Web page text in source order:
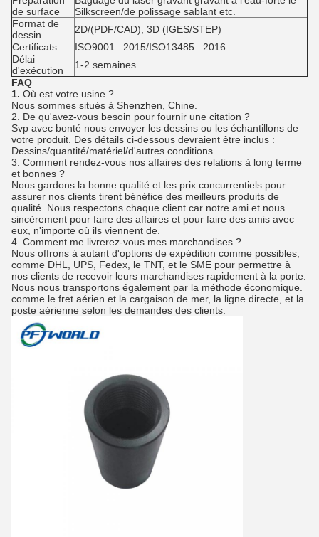
de surface
Silkscreen/de polissage sablant etc.
Format de
dessin
2D/(PDF/CAD), 3D (IGES/STEP)
Certificats
ISO9001 : 2015/ISO13485 : 2016
Délai
d'exécution
1-2 semaines
FAQ
1. Où est votre usine ?
Nous sommes situés à Shenzhen, Chine.
2.
De qu'avez-vous besoin pour fournir une citation ?
Svp avec bonté nous envoyer les dessins ou les échantillons de
votre produit. Des détails ci-dessous devraient être inclus :
Dessins/quantité/matériel/d'autres conditions
3. Comment rendez-vous nos affaires des relations à long terme
et bonnes ?
Nous gardons la bonne qualité et les prix concurrentiels pour
assurer nos clients tirent bénéfice des meilleurs produits de
qualité. Nous respectons chaque client car notre ami et nous
sincèrement pour faire des affaires et pour faire des amis avec
eux, n'importe où ils viennent de.
4. Comment me livrerez-vous mes marchandises ?
Nous offrons à autant d'options de expédition comme possibles,
comme DHL, UPS, Fedex, le TNT, et le SME pour permettre à
nos clients de recevoir leurs marchandises rapidement à la porte.
Nous nous transportons également par la méthode économique.
comme le fret aérien et la cargaison de mer, la ligne directe, et la
poste aérienne selon les demandes des clients.